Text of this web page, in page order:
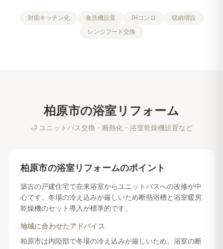
対面キッチン化 食洗機設置 IHコンロ
収納増設
レンジフード交換
柏原市の浴室リフォーム
🛁 ユニットバス交換・断熱化・浴室乾燥機設置など
柏原市の浴室リフォームのポイント
築古の戸建住宅で在来浴室からユニットバスへの改修が中
心です。冬場の冷え込みが厳しいため断熱浴槽と浴室暖房
乾燥機のセット導入が標準的です。
地域に合わせたアドバイス
柏原市は内陸部で冬場の冷え込みが厳しいため、浴室の断